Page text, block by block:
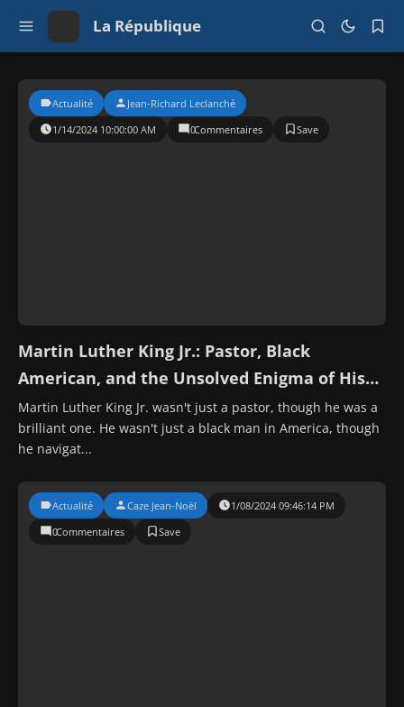
La République
Martin Luther King Jr.: Pastor, Black
American, and the Unsolved Enigma of His
Death
Actualité
Jean-Richard Leclanché
1/14/2024 10:00:00 AM
0Commentaires
Martin Luther King Jr. wasn't just a pastor, though he was a
brilliant one. He wasn't just a black man in America, though
he navigat...
Actualité Caze Jean-Noël
1/08/2024 09:46:14 PM
0Commentaires